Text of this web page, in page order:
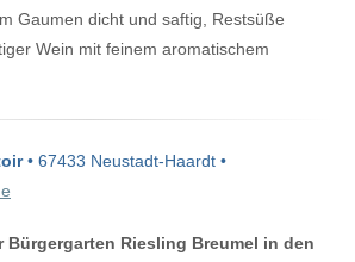
Gaumen dicht und saftig, Restsüße
Wein mit feinem aromatischem
• 67433 Neustadt-Haardt •
Bürgergarten Riesling Breumel in den